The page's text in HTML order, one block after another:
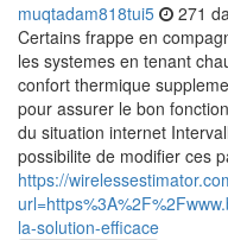
muqtadam818tui5 271
Certains frappe en
les systemes en tenant
confort thermique
pour assurer le bon
du situation internet
possibilite de modifier ces
https://
la-solution-efficace